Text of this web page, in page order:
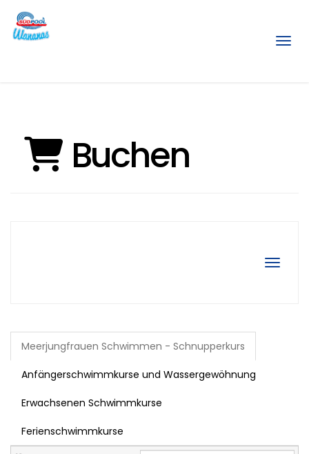
Buchen
Meerjungfrauen Schwimmen - Schnupperkurs
Anfängerschwimmkurse und Wassergewöhnung
Erwachsenen Schwimmkurse
Ferienschwimmkurse